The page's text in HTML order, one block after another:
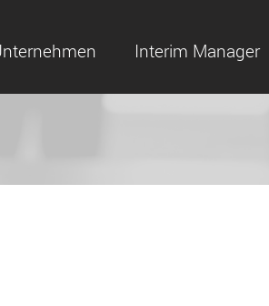
Interim Manager